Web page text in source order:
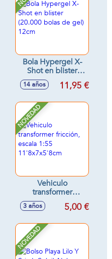
Bola Hypergel X-
Shot en blister
(20.000 bolas de
gel) 12cm
14 años 11,95 €
NOVEDAD
Vehiculo
transformer
fricción, escala 1:55
11'8x7x5'8cm
3 años 5,00 €
NOVEDAD